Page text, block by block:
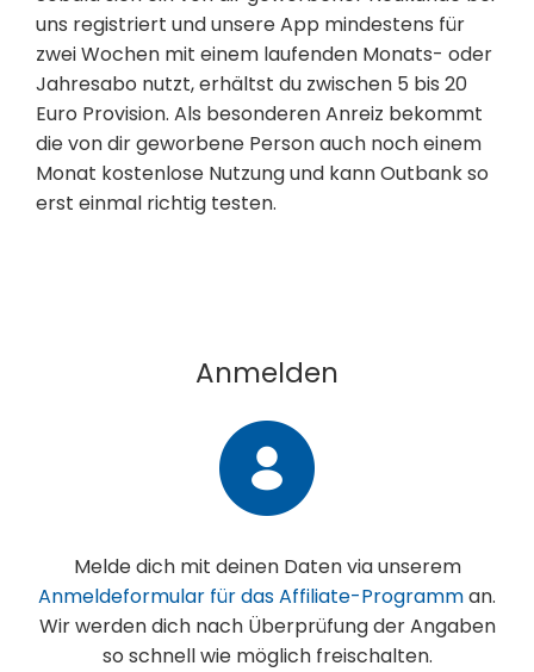
uns registriert und unsere App mindestens für
zwei Wochen mit einem laufenden Monats- oder
Jahresabo nutzt, erhältst du zwischen 5 bis 20
Euro Provision. Als besonderen Anreiz bekommt
die von dir geworbene Person auch nocheinem
Monat kostenlose Nutzungund kann Outbank so
erst einmal richtig testen.
Anmelden
Melde dich mit deinen Daten via unserem
Anmeldeformular für das Affiliate-Programman.
Wir werden dich nach Überprüfung der Angaben
so schnell wie möglich freischalten.